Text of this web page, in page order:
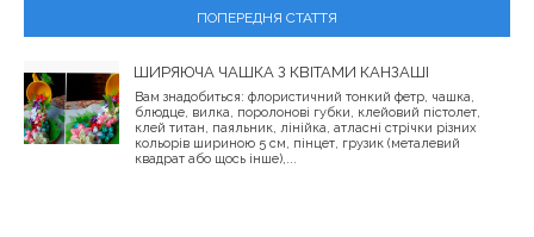
ПОПЕРЕДНЯ СТАТТЯ
ШИРЯЮЧА ЧАШКА З КВІТАМИ КАНЗАШІ
Вам знадобиться: флористичний тонкий фетр, чашка,
блюдце, вилка, поролонові губки, клейовий пістолет,
клей титан, паяльник, лінійка, атласні стрічки різних
кольорів шириною 5 см, пінцет, грузик (металевий
квадрат або щось інше),...